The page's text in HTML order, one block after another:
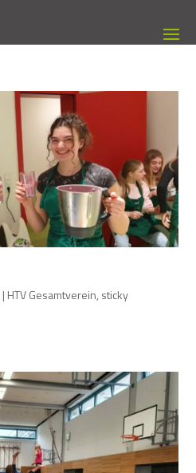
| HTV Gesamtverein, sticky